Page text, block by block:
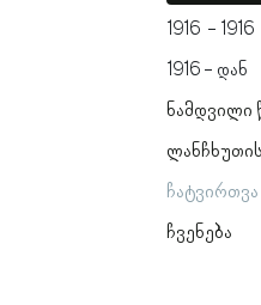
1916
1916
1916
ნამდვილი
ჩატვირთვა
ჩვენება